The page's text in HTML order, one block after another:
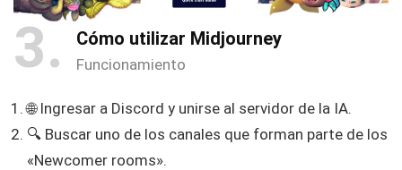
3 Cómo utilizar Midjourney
Funcionamiento
🌐 Ingresar a Discord y unirse al servidor de la IA.
🔍 Buscar uno de los canales que forman parte de los
«Newcomer rooms».